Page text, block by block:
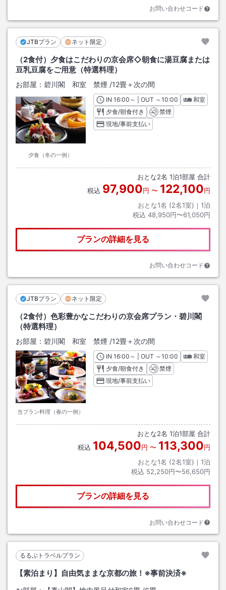
お問い合わせコード
JTBプラン ネット限定
（2食付）夕食はこだわりの京会席◇朝食に湯豆腐または
豆乳豆腐をご用意（特選料理）
お部屋： 碧川閣 和室 禁煙 /12畳＋次の間
夕食（冬の一例）
INチェックイン
16:00 ～ | OUT チェックアウト
～10:00
和室
夕食/朝食付き
禁煙
現地/事前支払い
おとな2名 1泊1部屋 合計
税込 97,900円 〜 122,100円
おとな1名 (2名1室)｜ 1泊
税込 48,950円〜61,050円
プランの詳細を見る
お問い合わせコード
JTBプラン ネット限定
（2食付）色彩豊かなこだわりの京会席プラン・碧川閣
（特選料理）
お部屋： 碧川閣 和室 禁煙 /12畳＋次の間
当プラン料理（春の一例）
INチェックイン
16:00 ～ | OUT チェックアウト
～10:00
和室
夕食/朝食付き
禁煙
現地/事前支払い
おとな2名 1泊1部屋 合計
税込 104,500円 〜 113,300円
おとな1名 (2名1室)｜ 1泊
税込 52,250円〜56,650円
プランの詳細を見る
お問い合わせコード
るるぶトラベルプラン
【素泊まり】自由気ままな京都の旅！※事前決済※